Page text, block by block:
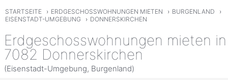
STARTSEITE › ERDGESCHOSSWOHNUNGEN MIETEN › BURGENLAND
›
EISENSTADT-UMGEBUNG
› DONNERSKIRCHEN
Erdgeschosswohnungen mieten in
7082 Donnerskirchen
(Eisenstadt-Umgebung, Burgenland)